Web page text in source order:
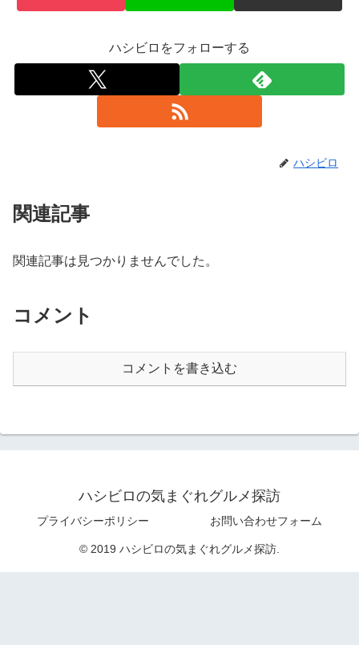
ハシビロをフォローする
ハシビロ
関連記事
関連記事は見つかりませんでした。
コメント
コメントを書き込む
ハシビロの気まぐれグルメ探訪
プライバシーポリシー お問い合わせフォーム
© 2019 ハシビロの気まぐれグルメ探訪.